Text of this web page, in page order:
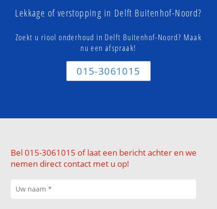
Lekkage of verstopping in Delft Buitenhof-Noord?
Zoekt u riool onderhoud in Delft Buitenhof-Noord? Maak
nu een afspraak!
015-3061015
Bel 015-3061015 of laat een bericht achter en we
nemen direct contact met u op!